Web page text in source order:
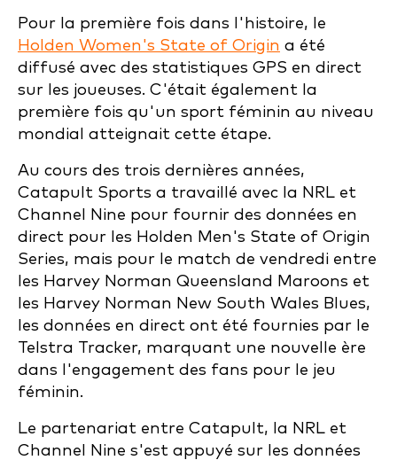
Pour la première fois dans l'histoire, le
Holden Women's State of Origin a été
diffusé avec des statistiques GPS en direct
sur les joueuses. C'était également la
première fois qu'un sport féminin au niveau
mondial atteignait cette étape.
Au cours des trois dernières années,
Catapult Sports a travaillé avec la NRL et
Channel Nine pour fournir des données en
direct pour les Holden Men's State of Origin
Series, mais pour le match de vendredi entre
les Harvey Norman Queensland Maroons et
les Harvey Norman New South Wales Blues,
les données en direct ont été fournies par le
Telstra Tracker, marquant une nouvelle ère
dans l'engagement des fans pour le jeu
féminin.
Le partenariat entre Catapult, la NRL et
Channel Nine s'est appuyé sur les données